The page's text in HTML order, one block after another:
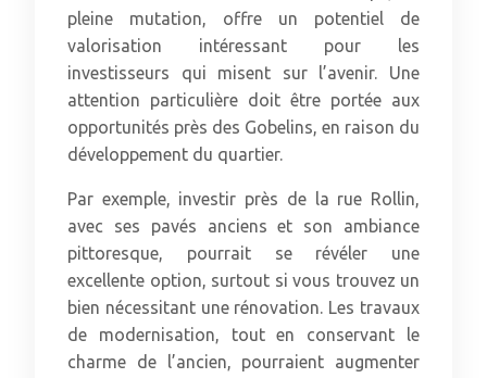
pleine mutation, offre un potentiel de
valorisation intéressant pour les
investisseurs qui misent sur l’avenir. Une
attention particulière doit être portée aux
opportunités près des Gobelins, en raison du
développement du quartier.
Par exemple, investir près de la rue Rollin,
avec ses pavés anciens et son ambiance
pittoresque, pourrait se révéler une
excellente option, surtout si vous trouvez un
bien nécessitant une rénovation. Les travaux
de modernisation, tout en conservant le
charme de l’ancien, pourraient augmenter